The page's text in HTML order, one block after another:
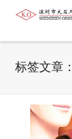
帮我查找
标签文章